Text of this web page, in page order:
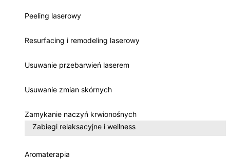
Peeling laserowy
Resurfacing i remodeling laserowy
Usuwanie przebarwień laserem
Usuwanie zmian skórnych
Zamykanie naczyń krwionośnych
Zabiegi relaksacyjne i wellness
Aromaterapia